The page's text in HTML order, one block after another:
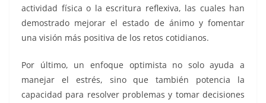
actividad física o la escritura reflexiva, las cuales han
demostrado mejorar el estado de ánimo y fomentar
una visión más positiva de los retos cotidianos.
Por último, un enfoque optimista no solo ayuda a
manejar el estrés, sino que también potencia la
capacidad para resolver problemas y tomar decisiones